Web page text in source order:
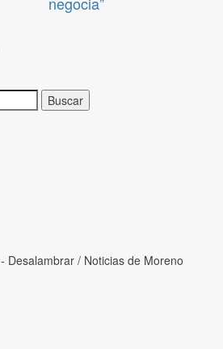
- Desalambrar / Noticias de Moreno